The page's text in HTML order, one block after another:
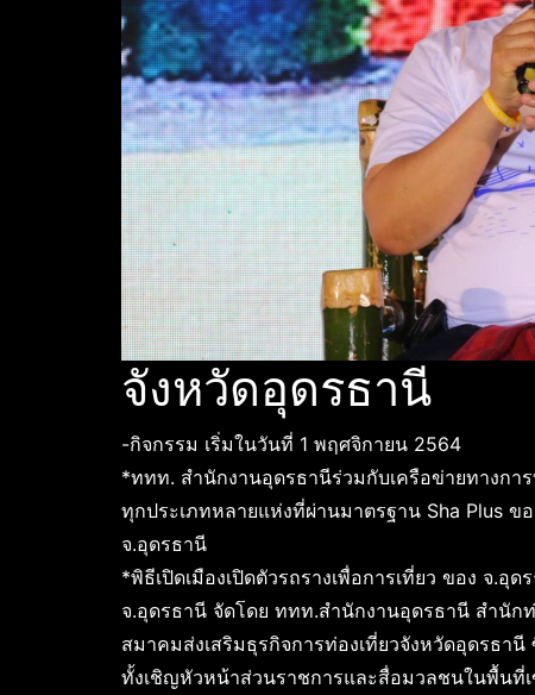
จังหวัดอุดรธานี
-กิจกรรม เริ่มในวันที่ 1 พฤศจิกายน 2564
*ททท. สำนักงานอุดรธานีร่วมกับเครือข่ายทางก
ทุกประเภทหลายแห่งที่ผ่านมาตรฐาน Sha Plus
จ.อุดรธานี
*พิธีเปิดเมืองเปิดตัวรถรางเพื่อการเที่ยว ของ จ
จ.อุดรธานี จัดโดย ททท.สำนักงานอุดรธานี สำนัก
สมาคมส่งเสริมธุรกิจการท่องเที่ยวจังหวัดอุดรธา
ทั้งเชิญหัวหน้าส่วนราชการและสื่อมวลชนในพื้นที่